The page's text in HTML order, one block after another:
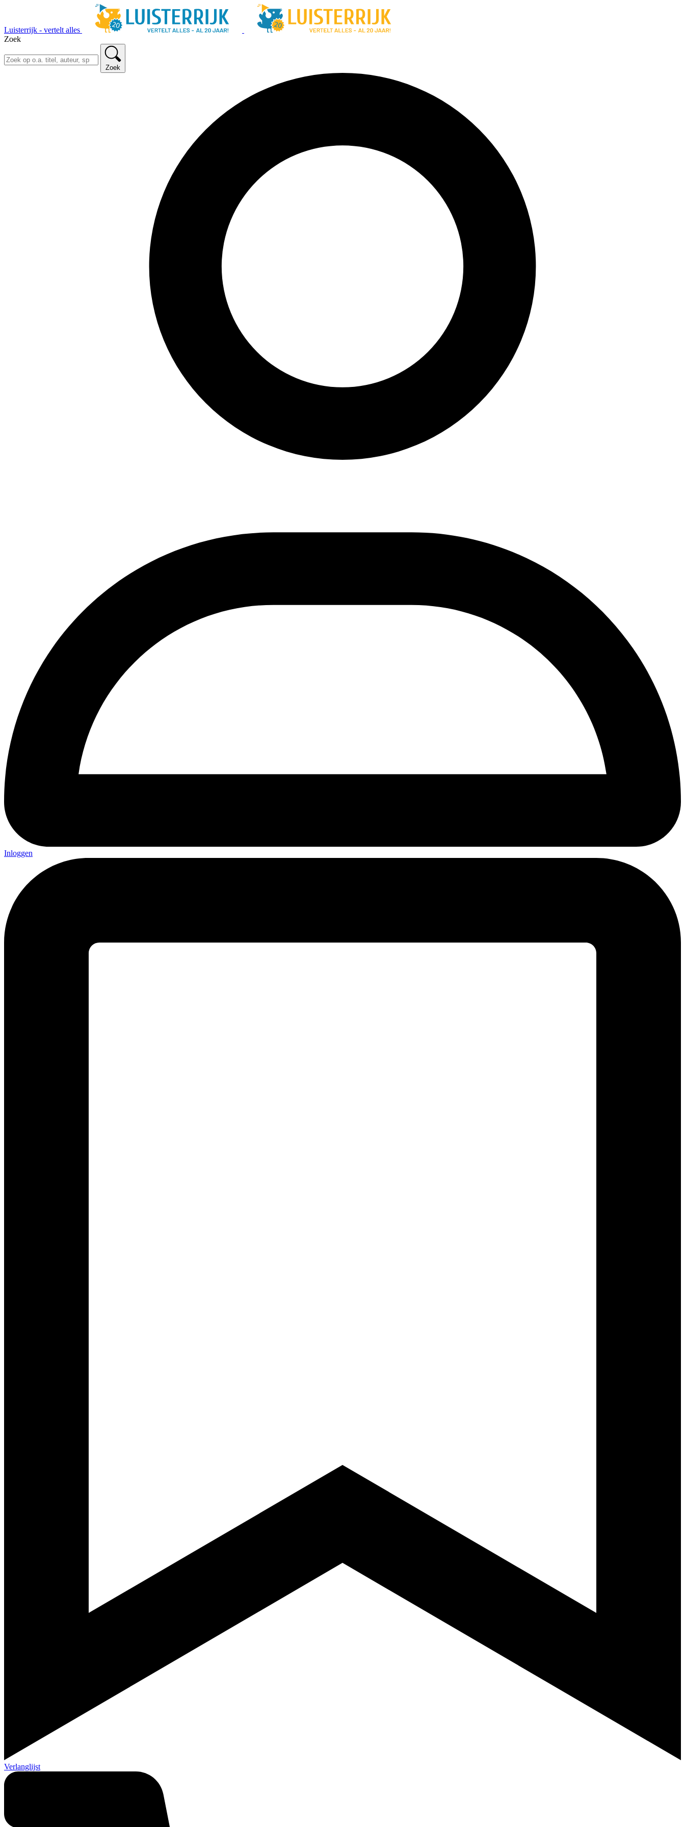
Luisterrijk - vertelt alles
Zoek
Zoek
Inloggen
Verlanglijst